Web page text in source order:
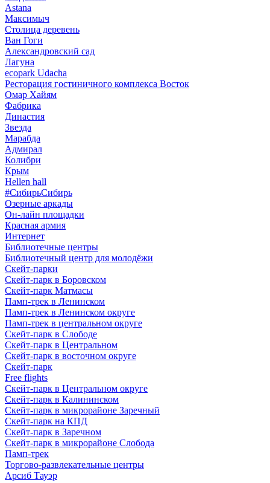
Astana
Максимыч
Столица деревень
Ван Гоги
Александровский сад
Лагуна
ecopark Udacha
Ресторация гостиничного комплекса Восток
Омар Хайям
Фабрика
Династия
Звезда
Марабда
Адмирал
Колибри
Крым
Hellen hall
#СибирьСибирь
Озерные аркады
Он-лайн площадки
Красная армия
Интернет
Библиотечные центры
Библиотечный центр для молодёжи
Скейт-парки
Скейт-парк в Боровском
Скейт-парк Матмасы
Памп-трек в Ленинском
Памп-трек в Ленинском округе
Памп-трек в центральном округе
Скейт-парк в Слободе
Скейт-парк в Центральном
Скейт-парк в восточном округе
Скейт-парк
Free flights
Скейт-парк в Центральном округе
Скейт-парк в Калининском
Скейт-парк в микрорайоне Заречный
Скейт-парк на КПД
Скейт-парк в Заречном
Скейт-парк в микрорайоне Слобода
Памп-трек
Торгово-развлекательные центры
Арсиб Тауэр